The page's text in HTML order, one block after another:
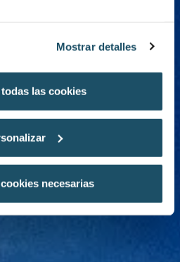
Mostrar detalles
las cookies
necesarias